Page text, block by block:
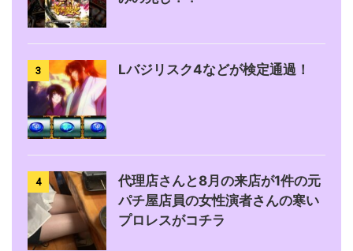
3 Lバジリスク4などが検定通過！
4
代理店さんと8月の来店が1件の元
パチ屋店員の女性演者さんの寒い
プロレスがコチラ